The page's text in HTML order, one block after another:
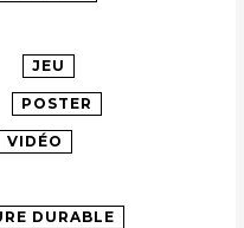
JEU
POSTER
VIDÉO
DURABLE